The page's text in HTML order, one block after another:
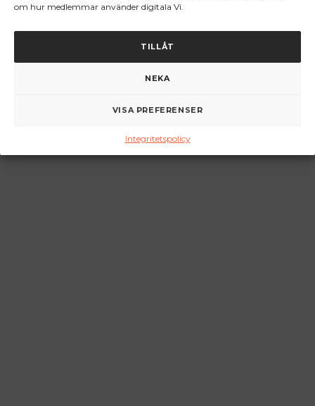
om hur medlemmar använder digitala Vi.
TILLÅT
NEKA
VISA PREFERENSER
Integritetspolicy